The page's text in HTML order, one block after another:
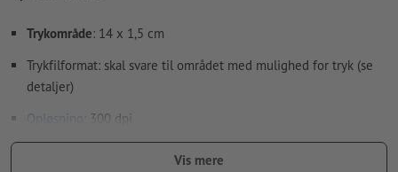
Trykområde: 14 x 1,5 cm
Trykfilformat: skal svare til området med mulighed for tryk (se
detaljer)
Opløsning:
300 dpi
Vis mere